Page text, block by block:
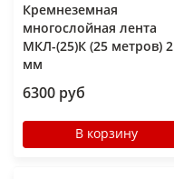
Кремнеземная
многослойная лента
МКЛ-(25)К (25 метров) 2
мм
6300 руб
В корзину